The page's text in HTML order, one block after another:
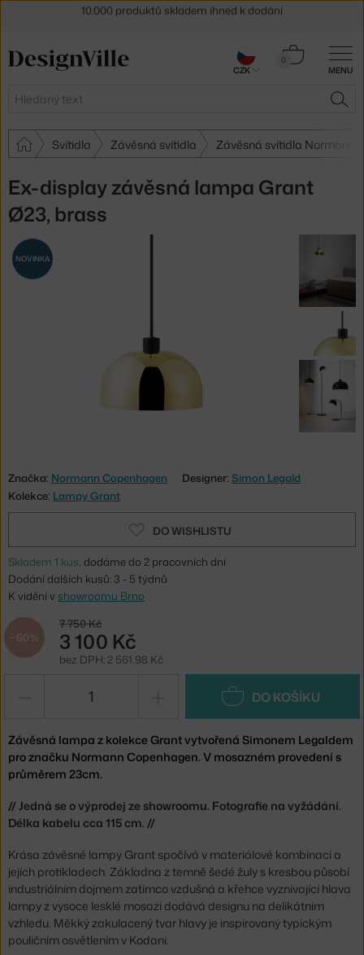
MENU
Hledat
0
Košík
Svítidla Závěsná svítidla Závěsná svítidla Normann
Ex-display závěsná lampa Grant
Ø23, brass
NOVINKA
Značka: Normann Copenhagen Designer: Simon Legald
Kolekce: Lampy Grant
DO WISHLISTU
Skladem 1 kus, dodáme do 2 pracovních dní
Dodání dalších kusů: 3 - 5 týdnů
K vidění v showroomu Brno
−60 %
7 750 Kč
3 100 Kč
bez DPH: 2 561,98 Kč
DO KOŠÍKU
Závěsná lampa z kolekce Grant vytvořená Simonem Legaldem
pro značku Normann Copenhagen. V mosazném provedení s
průměrem 23cm.
// Jedná se o výprodej ze showroomu. Fotografie na vyžádání.
Délka kabelu cca 115 cm. //
Krása závěsné lampy Grant spočívá v materiálové kombinaci a
jejích protikladech. Základna z temně šedé žuly s kresbou působí
industriálním dojmem zatímco vzdušná a křehce vyznívající hlava
lampy z vysoce lesklé mosazi dodává designu na delikátním
vzhledu. Měkký zakulacený tvar hlavy je inspirovaný typickým
pouličním osvětlením v Kodani.
30 dní na vrácení zboží
CZK